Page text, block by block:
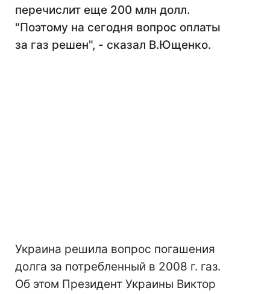
перечислит еще 200 млн долл.
"Поэтому на сегодня вопрос оплаты
за газ решен", - сказал В.Ющенко.
Украина решила вопрос погашения
долга за потребленный в 2008 г. газ.
Об этом Президент Украины Виктор